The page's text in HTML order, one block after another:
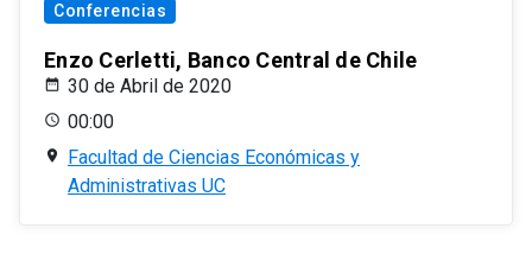
Conferencias
Enzo Cerletti, Banco Central de Chile
30 de Abril de 2020
00:00
Facultad de Ciencias Económicas y
Administrativas UC